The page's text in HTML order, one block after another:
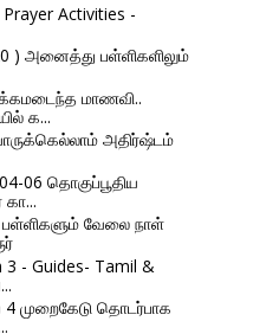
Activities -
) அனைத்து பள்ளிகளிலும்
மாணவி..
க...
அதிர்ஷ்டம்
06 தொகுப்பூதிய
வேலை நாள்
- Guides- Tamil &
4 முறைகேடு தொடர்பாக